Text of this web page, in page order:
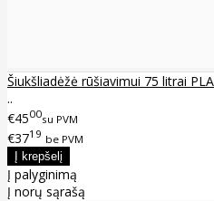
Šiukšliadėžė rūšiavimui 75 litrai
..
€4500su PVM
€3719 be PVM
Į palyginimą
Į norų sąrašą